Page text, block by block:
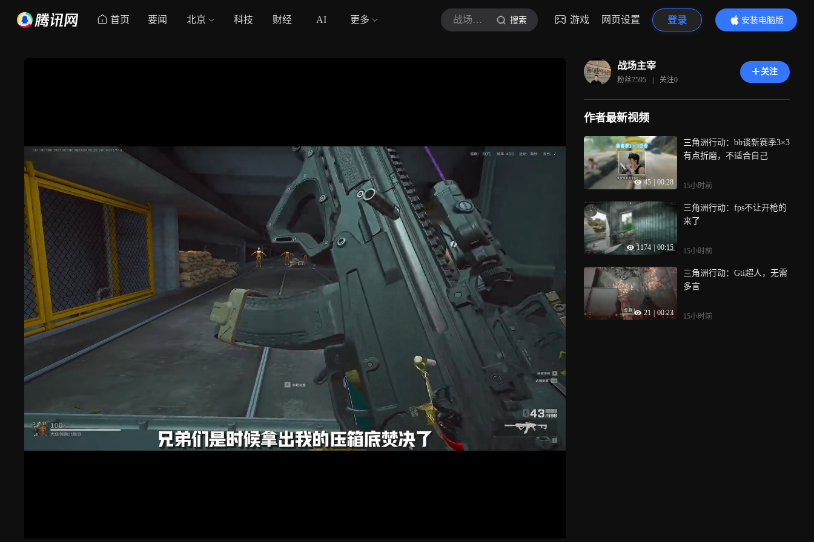
首页 要闻 北京 科技 财经 AI 更多 战场主宰 搜索 游戏 网页设置 登录
安装电脑版
内容更精彩
战场主宰
粉丝7595 | 关注0
关注
作者最新视频
45 00:28
三角洲行动：bb谈新赛季3×3
有点折磨，不适合自己
15小时前
1174 00:15
三角洲行动：fps不让开枪的
来了
15小时前
21 00:23
三角洲行动：Gti超人，无需
多言
15小时前